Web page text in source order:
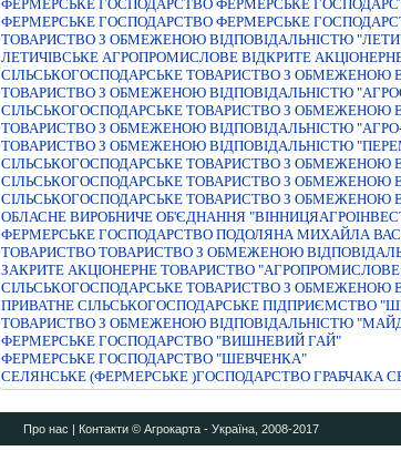
ФЕРМЕРСЬКЕ ГОСПОДАРСТВО ФЕРМЕРСЬКЕ
ФЕРМЕРСЬКЕ ГОСПОДАРСТВО ФЕРМЕРСЬКЕ
ТОВАРИСТВО З ОБМЕЖЕНОЮ ВІДПОВІДАЛЬНІСТЮ
ЛЕТИЧІВСЬКЕ АГРОПРОМИСЛОВЕ ВІДКРИТЕ
СIЛЬСЬКОГОСПОДАРСЬКЕ ТОВАРИСТВО З
ТОВАРИСТВО З ОБМЕЖЕНОЮ ВIДПОВIДАЛЬНIСТЮ
СIЛЬСЬКОГОСПОДАРСЬКЕ ТОВАРИСТВО З
ТОВАРИСТВО З ОБМЕЖЕНОЮ ВIДПОВIДАЛЬНIСТЮ
ТОВАРИСТВО З ОБМЕЖЕНОЮ ВІДПОВІДАЛЬНІСТЮ
СIЛЬСЬКОГОСПОДАРСЬКЕ ТОВАРИСТВО З
СIЛЬСЬКОГОСПОДАРСЬКЕ ТОВАРИСТВО З ОБМЕЖЕНОЮ
СІЛЬСЬКОГОСПОДАРСЬКЕ ТОВАРИСТВО З ОБМЕЖЕНОЮ
ОБЛАСНЕ ВИРОБНИЧЕ ОБ'ЄДНАННЯ
ФЕРМЕРСЬКЕ ГОСПОДАРСТВО ПОДОЛЯНА МИХАЙЛА
ТОВАРИСТВО ТОВАРИСТВО З ОБМЕЖЕНОЮ
ЗАКРИТЕ АКЦІОНЕРНЕ ТОВАРИСТВО
СIЛЬСЬКОГОСПОДАРСЬКЕ ТОВАРИСТВО З ОБМЕЖЕНОЮ
ПРИВАТНЕ СIЛЬСЬКОГОСПОДАРСЬКЕ ПIДПРИЄМСТВО
ТОВАРИСТВО З ОБМЕЖЕНОЮ ВІДПОВІДАЛЬНІСТЮ
ФЕРМЕРСЬКЕ ГОСПОДАРСТВО "ВИШНЕВИЙ ГАЙ"
ФЕРМЕРСЬКЕ ГОСПОДАРСТВО "ШЕВЧЕНКА"
СЕЛЯНСЬКЕ (ФЕРМЕРСЬКЕ )ГОСПОДАРСТВО ГРАБЧАКА
Про нас | Контакти© Агрокарта - Україна, 2008-2017